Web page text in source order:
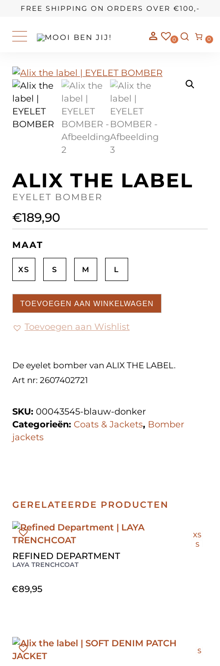
FREE SHIPPING ON ORDERS OVER €100,-
0 0
OUR STORY
ALIX THE LABEL
EYELET BOMBER
€189,90
MAAT
XS S M L
TOEVOEGEN AAN WINKELWAGEN
Toevoegen aan Wishlist
De eyelet bomber van ALIX THE LABEL.
Art nr: 2607402721
SKU: 00043545-blauw-donker
Categorieën: Coats & Jackets, Bomber
jackets
GERELATEERDE PRODUCTEN
REFINED DEPARTMENT
LAYA TRENCHCOAT
€89,95
XS
S
S